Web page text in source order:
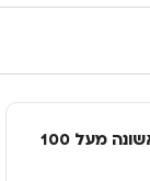
ללקוחות חדשים! 10% הנחה בקנייה ראשונה מעל 100